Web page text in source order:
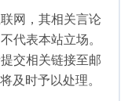
网，其相关言论
代表本站立场。
交相关链接至邮
及时予以处理。